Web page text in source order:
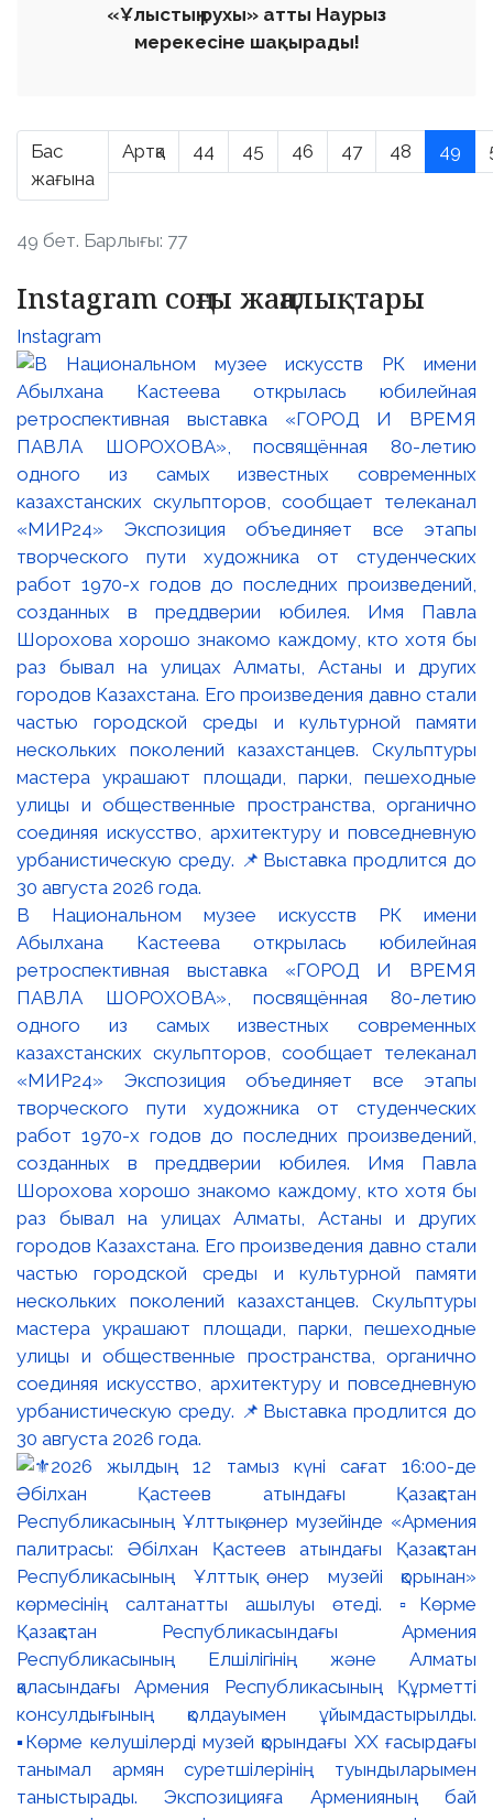
«Ұлыстың рухы» атты Наурыз
мерекесіне шақырады!
Бас
жағына
Артқа 44 45 46 47 48 49
49 бет. Барлығы: 77
Instagram соңғы жаңалықтары
Instagram
В Национальном музее искусств РК имени
Абылхана Кастеева открылась юбилейная
ретроспективная выставка «ГОРОД И ВРЕМЯ
ПАВЛА ШОРОХОВА», посвящённая 80-летию
одного из самых известных современных
казахстанских скульпторов, сообщает телеканал
«МИР24» Экспозиция объединяет все этапы
творческого пути художника от студенческих
работ 1970-х годов до последних произведений,
созданных в преддверии юбилея. Имя Павла
Шорохова хорошо знакомо каждому, кто хотя бы
раз бывал на улицах Алматы, Астаны и других
городов Казахстана. Его произведения давно стали
частью городской среды и культурной памяти
нескольких поколений казахстанцев. Скульптуры
мастера украшают площади, парки, пешеходные
улицы и общественные пространства, органично
соединяя искусство, архитектуру и повседневную
урбанистическую среду. 📌Выставка продлится до
30 августа 2026 года.